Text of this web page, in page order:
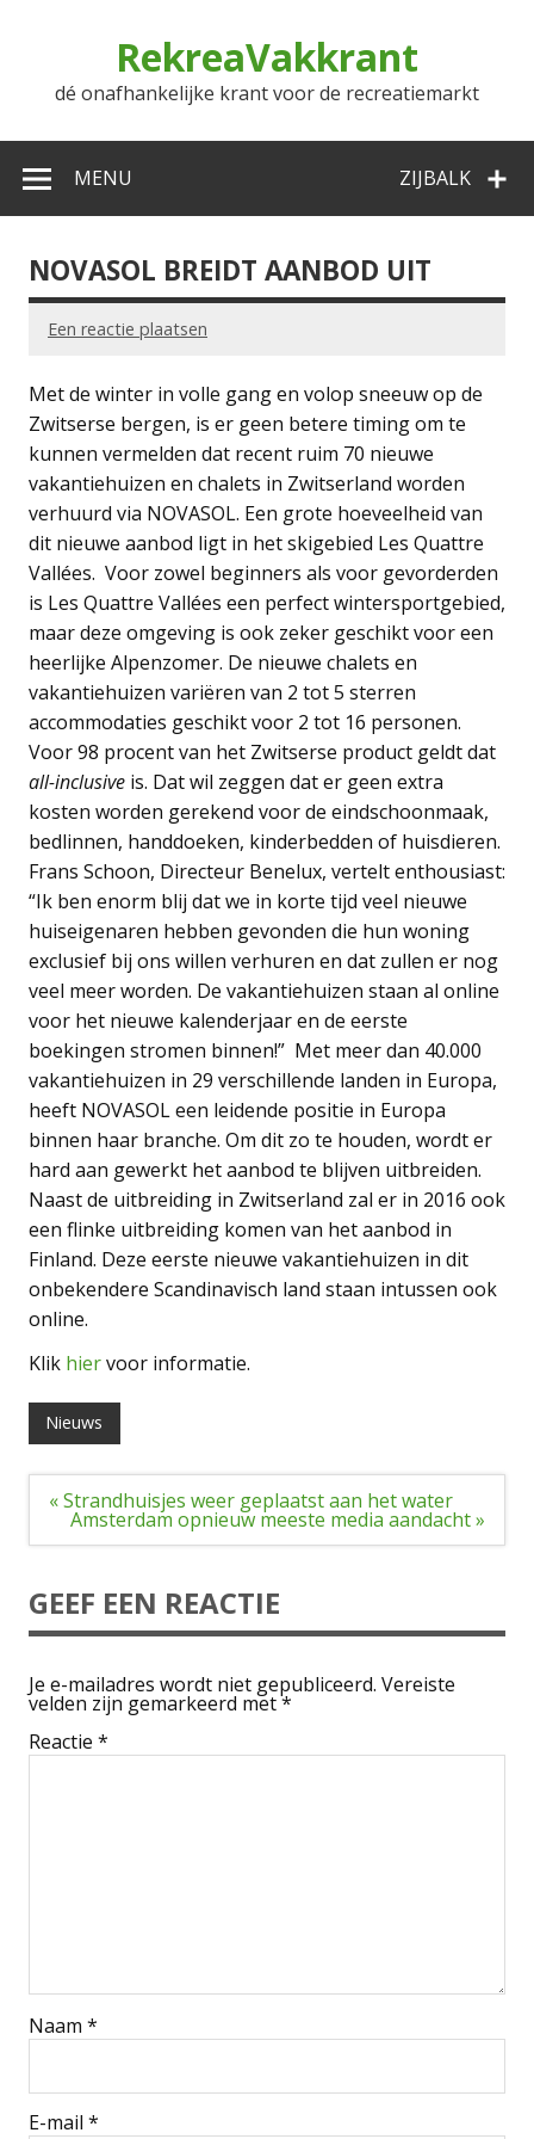
RekreaVakkrant
dé onafhankelijke krant voor de recreatiemarkt
ZIJBALK
MENU
NOVASOL BREIDT AANBOD UIT
Een reactie plaatsen
Met de winter in volle gang en volop sneeuw op de
Zwitserse bergen, is er geen betere timing om te
kunnen vermelden dat recent ruim 70 nieuwe
vakantiehuizen en chalets in Zwitserland worden
verhuurd via NOVASOL. Een grote hoeveelheid van
dit nieuwe aanbod ligt in het skigebied Les Quattre
Vallées. Voor zowel beginners als voor gevorderden
is Les Quattre Vallées een perfect wintersportgebied,
maar deze omgeving is ook zeker geschikt voor een
heerlijke Alpenzomer. De nieuwe chalets en
vakantiehuizen variëren van 2 tot 5 sterren
accommodaties geschikt voor 2 tot 16 personen.
Voor 98 procent van het Zwitserse product geldt dat
all-inclusive is. Dat wil zeggen dat er geen extra
kosten worden gerekend voor de eindschoonmaak,
bedlinnen, handdoeken, kinderbedden of huisdieren.
Frans Schoon, Directeur Benelux, vertelt enthousiast:
“Ik ben enorm blij dat we in korte tijd veel nieuwe
huiseigenaren hebben gevonden die hun woning
exclusief bij ons willen verhuren en dat zullen er nog
veel meer worden. De vakantiehuizen staan al online
voor het nieuwe kalenderjaar en de eerste
boekingen stromen binnen!” Met meer dan 40.000
vakantiehuizen in 29 verschillende landen in Europa,
heeft NOVASOL een leidende positie in Europa
binnen haar branche. Om dit zo te houden, wordt er
hard aan gewerkt het aanbod te blijven uitbreiden.
Naast de uitbreiding in Zwitserland zal er in 2016 ook
een flinke uitbreiding komen van het aanbod in
Finland. Deze eerste nieuwe vakantiehuizen in dit
onbekendere Scandinavisch land staan intussen ook
online.
Klik hiervoor informatie.
Nieuws
Bericht
navigatie
« Strandhuisjes weer geplaatst aan het water
Amsterdam opnieuw meeste media aandacht »
GEEF EEN REACTIE
Je e-mailadres wordt niet gepubliceerd. Vereiste
velden zijn gemarkeerd met*
Reactie *
Naam *
E-mail *